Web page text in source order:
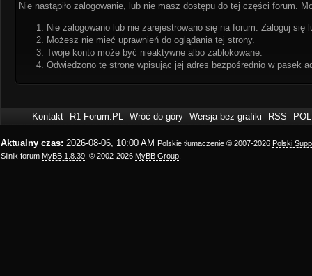
Nie nastąpiło zalogowanie, lub nie masz dostępu do tej części forum.
Nie zalogowano lub nie zarejestrowano się na forum. Zaloguj się
Możesz nie mieć uprawnień do oglądania tej strony.
Twoje konto może być nieaktywne albo zablokowane.
Odwiedzono tę stronę wpisując jej adres bezpośrednio w pasek
Kontakt R1-Forum.PL Wróć do góry Wersja bez grafiki RSS
Aktualny czas: 2026-08-06, 10:00 AM Polskie tłumaczenie © 2007-2026 Polski
Silnik forum MyBB 1.8.39 , © 2002-2026 MyBB Group